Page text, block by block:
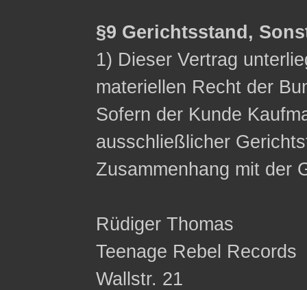
§9 Gerichtsstand,
1) Dieser Vertrag
materiellen Recht der
Sofern der Kunde
ausschließlicher
Zusammenhang mit der
Rüdiger Thomas
Teenage Rebel Records
Wallstr. 21